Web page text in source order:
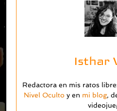
Isthar
Redactora en mis ratos
Nivel Ocultoy en mi blog,